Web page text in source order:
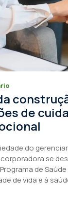
de
do
se
de
de vida e à